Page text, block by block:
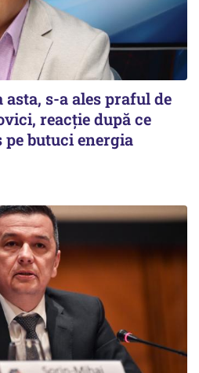
asta, s-a ales praful de
reacție după ce
pe butuci energia